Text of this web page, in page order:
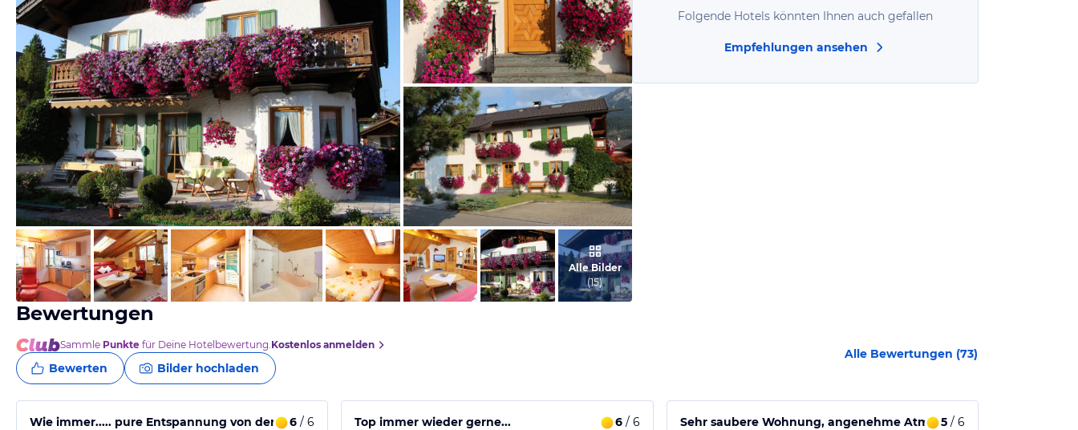
vom Hotelier, September 2016
vom Hotelier, September 2012
vom Hotelier, September 2012Alle Bilder
(15)
Folgende Hotels könnten Ihnen auch gefallen
Empfehlungen ansehen
Bewertungen
Sammle Punkte für Deine Hotelbewertung.Kostenlos anmelden
Bewerten Bilder hochladen
Alle Bewertungen (73)
Wie immer..... pure Entspannung von der Großstadt
6 / 6 Top immer wieder gerne... 6/ 6 Sehr saubere Wohnung, angenehme Atmosphäre, sehr f
5/ 6